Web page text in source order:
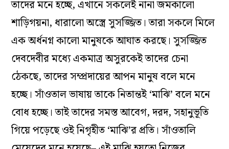
শিল্পী: কে জি সুব্রহ্মণ্যন
দুর্গাপ্রতিমার কথা বলতে গিয়ে হঠাৎ এক সাঁওতালি
গানের কথা মনে এল
আমরা কি ভেবে দেখেছি,
জাঁকজমকের আতিশয্যে বাবুদের পুজো তাদের মনে
অন্যরকম কোনও ভাবনা জাগিয়েছিল কি না? গানের